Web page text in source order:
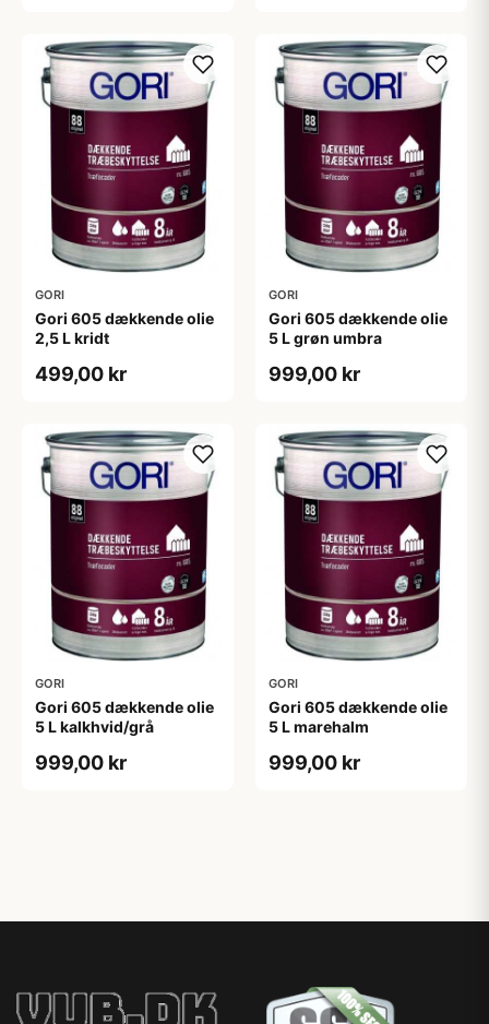
GORI
Gori 605 dækkende olie
2,5 L kridt
499,00 kr
GORI
Gori 605 dækkende olie
5 L grøn umbra
999,00 kr
GORI
Gori 605 dækkende olie
5 L kalkhvid/grå
999,00 kr
GORI
Gori 605 dækkende olie
5 L marehalm
999,00 kr